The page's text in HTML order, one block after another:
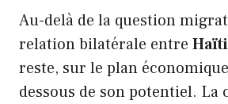
Au-delà de la question
relation bilatérale entre Haïti
reste, sur le plan
dessous de son potentiel. La